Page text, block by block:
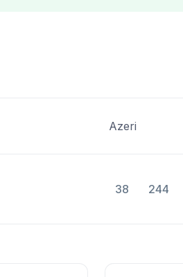
Azeri
38 244